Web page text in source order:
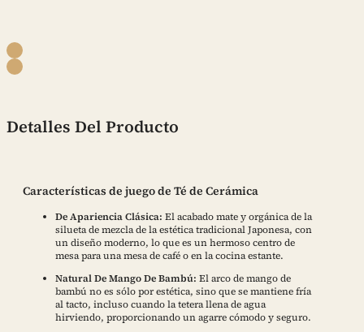
Detalles Del Producto
Características de juego de Té de Cerámica
De Apariencia Clásica: El acabado mate y orgánica de la
silueta de mezcla de la estética tradicional Japonesa, con
un diseño moderno, lo que es un hermoso centro de
mesa para una mesa de café o en la cocina estante.
Natural De Mango De Bambú: El arco de mango de
bambú no es sólo por estética, sino que se mantiene fría
al tacto, incluso cuando la tetera llena de agua
hirviendo, proporcionando un agarre cómodo y seguro.